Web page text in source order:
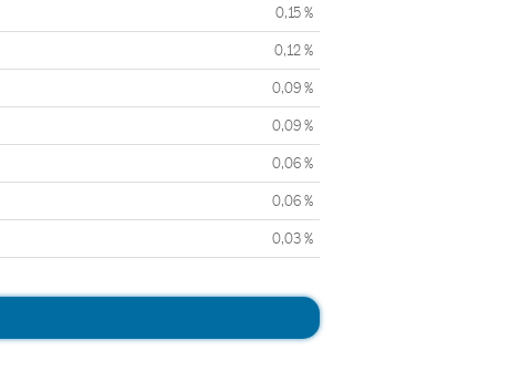
0,15 %
0,12 %
0,09 %
0,09 %
0,06 %
0,06 %
0,03 %